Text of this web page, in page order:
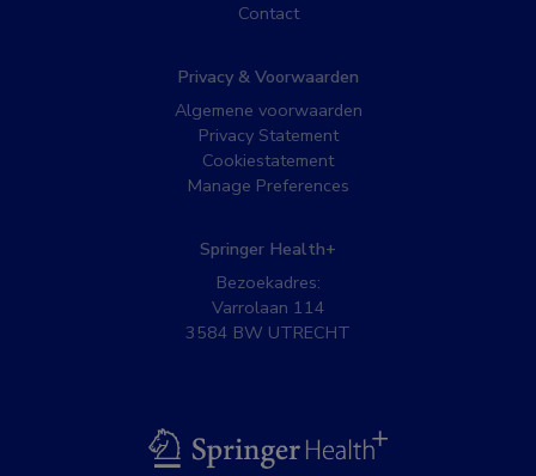
Contact
Privacy & Voorwaarden
Algemene voorwaarden
Privacy Statement
Cookiestatement
Manage Preferences
Springer Health+
Bezoekadres:
Varrolaan 114
3584 BW UTRECHT
BSL